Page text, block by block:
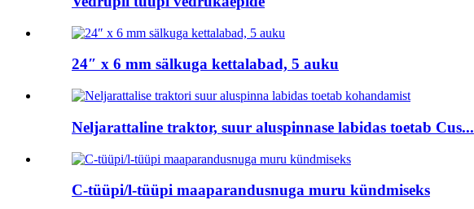
24″ x 6 mm sälkuga kettalabad, 5 auku
Neljarattaline traktor, suur aluspinnase labidas toetab Cus...
C-tüüpi/l-tüüpi maaparandusnuga muru kündmiseks